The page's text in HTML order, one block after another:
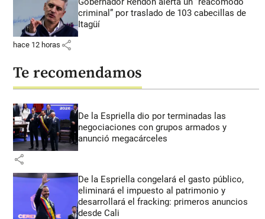
criminal” por traslado de 103 cabecillas de
Itagüí
hace 12 horas share
Te recomendamos
De la Espriella dio por terminadas las
negociaciones con grupos armados y
anunció megacárceles
share
De la Espriella congelará el gasto público,
eliminará el impuesto al patrimonio y
desarrollará el fracking: primeros anuncios
desde Cali